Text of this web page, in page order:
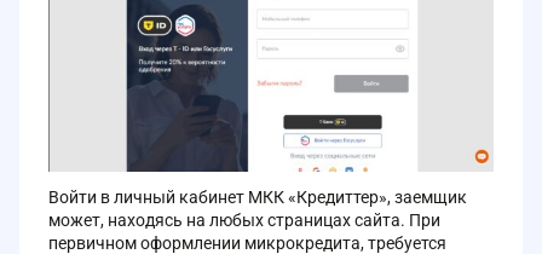
Войти в личный кабинет МКК «Кредиттер», заемщик
может, находясь на любых страницах сайта. При
первичном оформлении микрокредита, требуется